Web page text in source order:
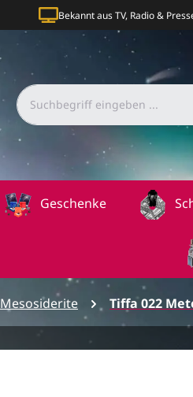
Bekannt aus TV, Radio &
Geschenke
Mesosiderite Tiffa 022